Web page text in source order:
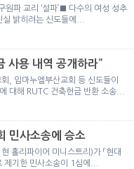
파 교리 ‘설파’■ 다수의 여성 성추
밝히려는 신도들에...
사용 내역 공개하라”
, 임마누엘부산교회 등 신도들이
대해 RUTC 건축헌금 반환 소송...
민사소송에 승소
홀리파이어 미니스트리)가 「현대
제기한 민사소송이 1심에...